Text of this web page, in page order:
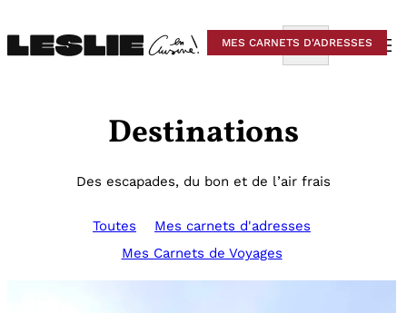
au
contenu
Rechercher
Destinations
Des escapades, du bon et de l’air frais
Toutes
Mes carnets d'adresses
Mes Carnets de Voyages
MES CARNETS D'ADRESSES